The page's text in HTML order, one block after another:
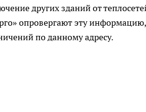
других зданий от
опровергают эту
по данному адресу.